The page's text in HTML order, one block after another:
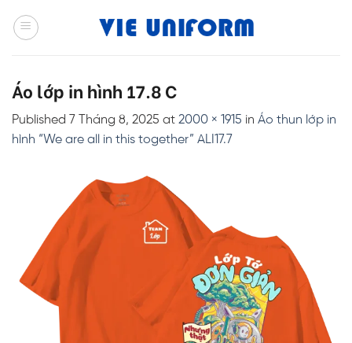
Áo lớp in hình 17.8 C
Published 7 Tháng 8, 2025 at 2000 × 1915 in Áo thun lớp in
hình “We are all in this together” ALI17.7